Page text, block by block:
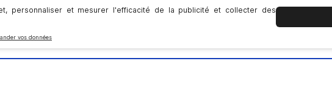
Politique de remboursement
Entretien et maintenance de